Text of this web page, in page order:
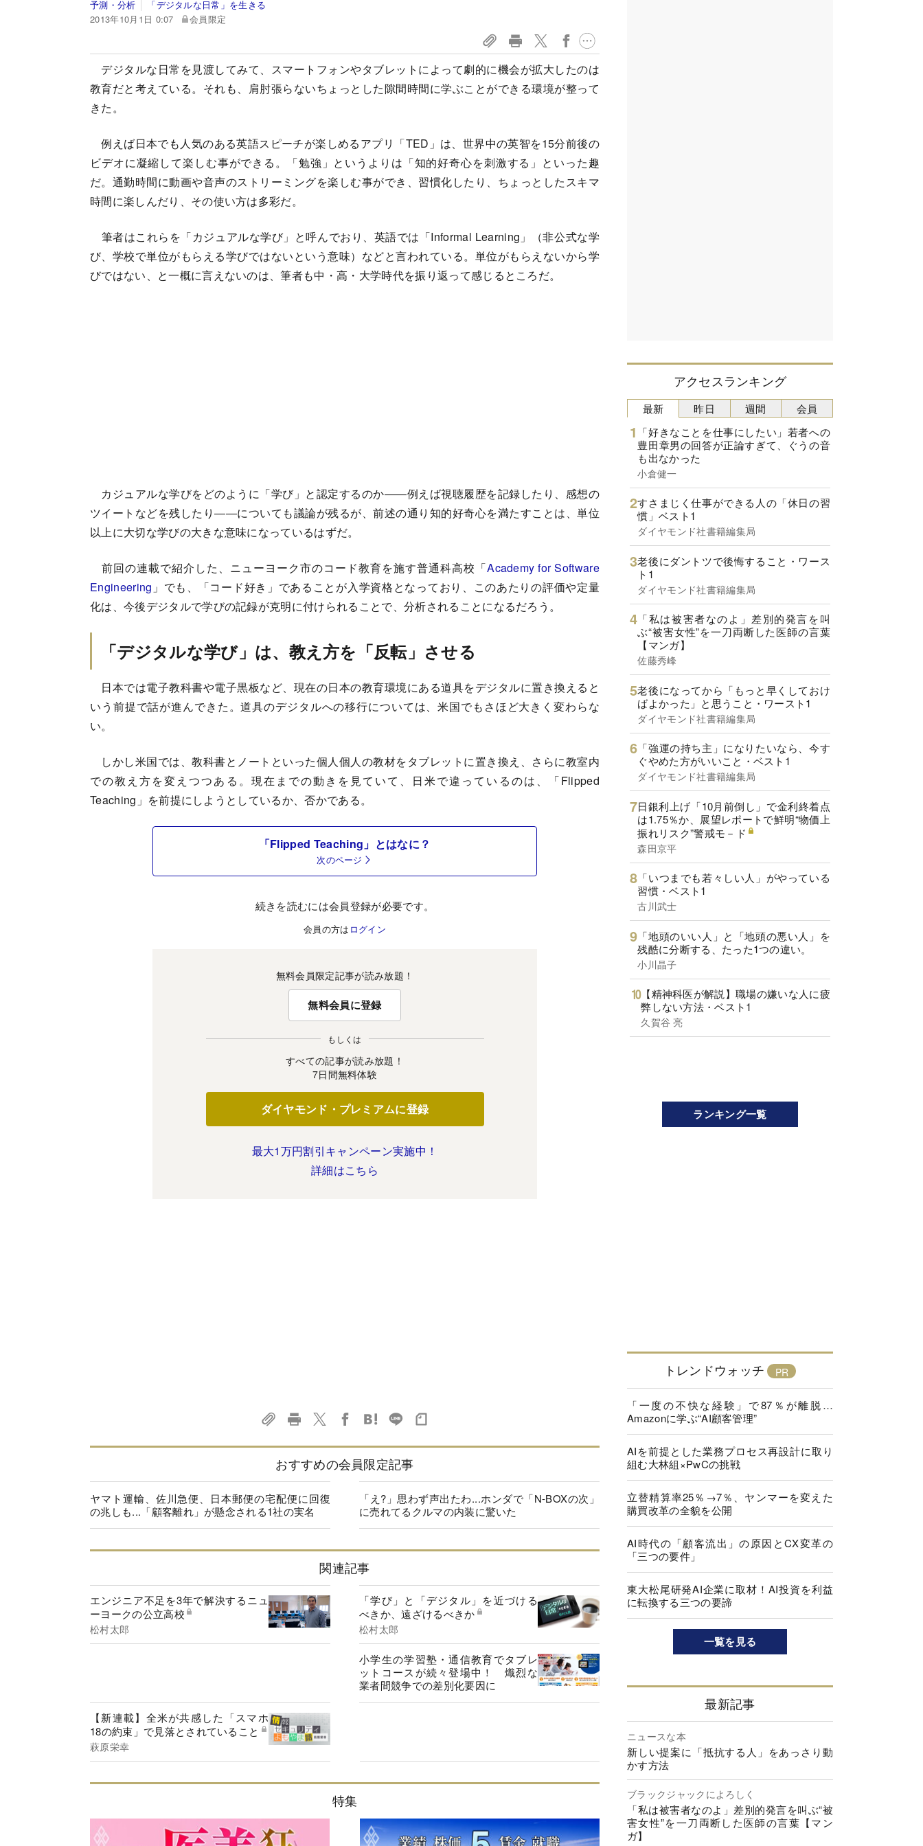
予測・分析
「デジタルな日常」を生きる
2013年10月1日 0:07
会員限定
デジタルな日常を見渡してみて、スマートフォンやタブレットによって劇的に機会が拡大したのは
教育だと考えている。それも、肩肘張らないちょっとした隙間時間に学ぶことができる環境が整って
きた。
例えば日本でも人気のある英語スピーチが楽しめるアプリ「TED」は、世界中の英智を15分前後の
ビデオに凝縮して楽しむ事ができる。「勉強」というよりは「知的好奇心を刺激する」といった趣
だ。通勤時間に動画や音声のストリーミングを楽しむ事ができ、習慣化したり、ちょっとしたスキマ
時間に楽しんだり、その使い方は多彩だ。
筆者はこれらを「カジュアルな学び」と呼んでおり、英語では「Informal Learning」（非公式な学
び、学校で単位がもらえる学びではないという意味）などと言われている。単位がもらえないから学
びではない、と一概に言えないのは、筆者も中・高・大学時代を振り返って感じるところだ。
カジュアルな学びをどのように「学び」と認定するのか――例えば視聴履歴を記録したり、感想の
ツイートなどを残したり――についても議論が残るが、前述の通り知的好奇心を満たすことは、単位
以上に大切な学びの大きな意味になっているはずだ。
前回の連載で紹介した、ニューヨーク市のコード教育を施す普通科高校「Academy for Software
Engineering 」でも、「コード好き」であることが入学資格となっており、このあたりの評価や定量
化は、今後デジタルで学びの記録が克明に付けられることで、分析されることになるだろう。
「デジタルな学び」は、教え方を「反転」させる
日本では電子教科書や電子黒板など、現在の日本の教育環境にある道具をデジタルに置き換えると
いう前提で話が進んできた。道具のデジタルへの移行については、米国でもさほど大きく変わらな
い。
しかし米国では、教科書とノートといった個人個人の教材をタブレットに置き換え、さらに教室内
での教え方を変えつつある。現在までの動きを見ていて、日米で違っているのは、「Flipped
Teaching」を前提にしようとしているか、否かである。
「Flipped Teaching」とはなに？
次のページ
続きを読むには会員登録が必要です。
会員の方は ログイン
無料会員限定記事が読み放題！
無料会員に登録
もしくは
すべての記事が読み放題！
7日間無料体験
ダイヤモンド・プレミアムに登録
最大1万円割引キャンペーン実施中！
詳細はこちら
おすすめの会員限定記事
ヤマト運輸、佐川急便、日本郵便の宅配便に回復
の兆しも...「顧客離れ」が懸念される1社の実名
「え?」思わず声出たわ...ホンダで「N-BOXの次」
に売れてるクルマの内装に驚いた
関連記事
エンジニア不足を3年で解決するニュ
ーヨークの公立高校
松村太郎
「学び」と「デジタル」を近づける
べきか、遠ざけるべきか
松村太郎
小学生の学習塾・通信教育でタブレ
ットコースが続々登場中！ 熾烈な
業者間競争での差別化要因に
【新連載】全米が共感した「スマホ
18の約束」で見落とされていること
萩原栄幸
特集
アクセスランキング
最新
「好きなことを仕事にしたい」若者への
豊田章男の回答が正論すぎて、ぐうの音
も出なかった
小倉健一
すさまじく仕事ができる人の「休日の習
慣」ベスト1
ダイヤモンド社書籍編集局
老後にダントツで後悔すること・ワース
ト1
ダイヤモンド社書籍編集局
「私は被害者なのよ」差別的発言を叫
ぶ“被害女性”を一刀両断した医師の言葉
【マンガ】
佐藤秀峰
老後になってから「もっと早くしておけ
ばよかった」と思うこと・ワースト1
ダイヤモンド社書籍編集局
「強運の持ち主」になりたいなら、今す
ぐやめた方がいいこと・ベスト1
ダイヤモンド社書籍編集局
日銀利上げ「10月前倒し」で金利終着点
は1.75％か、展望レポートで鮮明“物価上
振れリスク”警戒モ－ド
森田京平
「いつまでも若々しい人」がやっている
習慣・ベスト1
古川武士
「地頭のいい人」と「地頭の悪い人」を
残酷に分断する、たった1つの違い。
小川晶子
【精神科医が解説】職場の嫌いな人に疲
弊しない方法・ベスト1
久賀谷 亮
昨日 週間 会員
ランキング一覧
トレンドウォッチ
「一度の不快な経験」で87％が離脱…
Amazonに学ぶ“AI顧客管理”
AIを前提とした業務プロセス再設計に取り
組む大林組×PwCの挑戦
立替精算率25％→7％、ヤンマーを変えた
購買改革の全貌を公開
AI時代の「顧客流出」の原因とCX変革の
「三つの要件」
東大松尾研発AI企業に取材！AI投資を利益
に転換する三つの要諦
一覧を見る
最新記事
ニュースな本
新しい提案に「抵抗する人」をあっさり動
かす方法
ブラックジャックによろしく
「私は被害者なのよ」差別的発言を叫ぶ“被
害女性”を一刀両断した医師の言葉【マン
ガ】